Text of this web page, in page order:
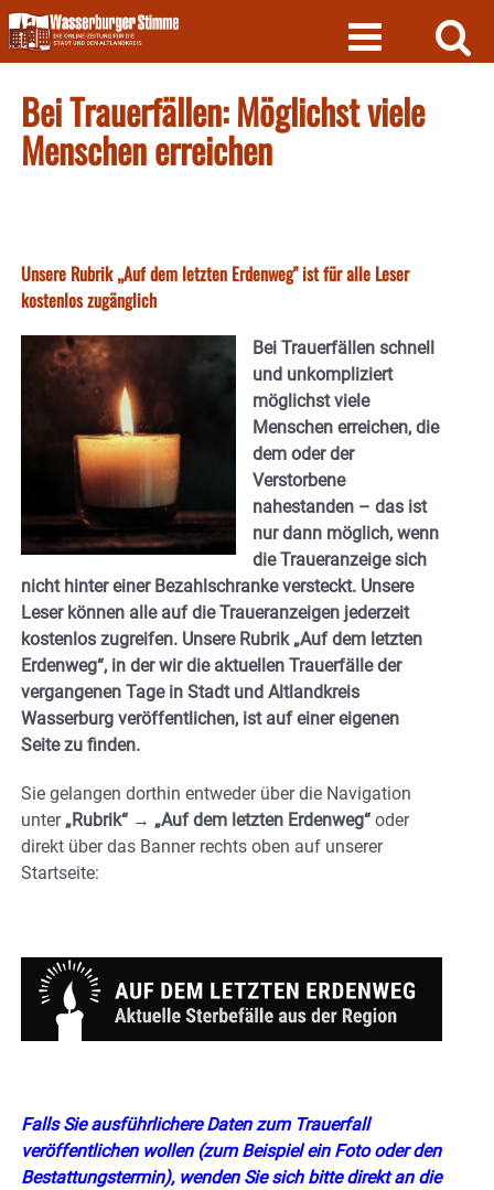
Skip
to
content
Bei Trauerfällen: Möglichst viele
Menschen erreichen
Unsere Rubrik „Auf dem letzten Erdenweg" ist für alle Leser
kostenlos zugänglich
Bei Trauerfällen schnell
und unkompliziert
möglichst viele
Menschen erreichen, die
dem oder der
Verstorbene
nahestanden – das ist
nur dann möglich, wenn
die Traueranzeige sich
nicht hinter einer Bezahlschranke versteckt. Unsere
Leser können alle auf die Traueranzeigen jederzeit
kostenlos zugreifen. Unsere Rubrik „Auf dem letzten
Erdenweg“, in der wir die aktuellen Trauerfälle der
vergangenen Tage in Stadt und Altlandkreis
Wasserburg veröffentlichen, ist auf einer eigenen
Seite zu finden.
Sie gelangen dorthin entweder über die Navigation
unter „Rubrik“ → „Auf dem letzten Erdenweg“ oder
direkt über das Banner rechts oben auf unserer
Startseite:
Falls Sie ausführlichere Daten zum Trauerfall
veröffentlichen wollen (zum Beispiel ein Foto oder den
Bestattungstermin), wenden Sie sich bitte direkt an die